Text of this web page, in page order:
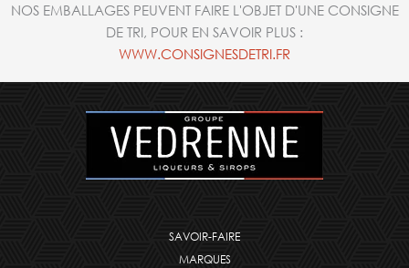
NOS EMBALLAGES PEUVENT FAIRE L'OBJET D'UNE CONSIGNE
DE TRI, POUR EN SAVOIR PLUS :
WWW.CONSIGNESDETRI.FR
SAVOIR-FAIRE
MARQUES